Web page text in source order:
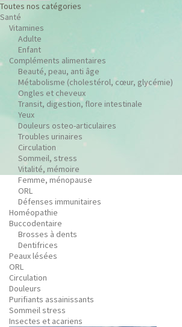
Toutes nos catégories
Santé
Vitamines
Adulte
Enfant
Compléments alimentaires
Beauté, peau, anti âge
Métabolisme (cholestérol, cœur, glycémie)
Ongles et cheveux
Transit, digestion, flore intestinale
Yeux
Douleurs osteo-articulaires
Troubles urinaires
Circulation
Sommeil, stress
Vitalité, mémoire
Femme, ménopause
ORL
Défenses immunitaires
Homéopathie
Buccodentaire
Brosses à dents
Dentifrices
Peaux lésées
ORL
Circulation
Douleurs
Purifiants assainissants
Sommeil stress
Insectes et acariens